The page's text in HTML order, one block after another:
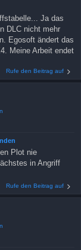
Ja das
DLC nicht mehr
Egosoft ändert das
Meine Arbeit endet
Rufe den Beitrag auf
Plot nie
in Angriff
Rufe den Beitrag auf